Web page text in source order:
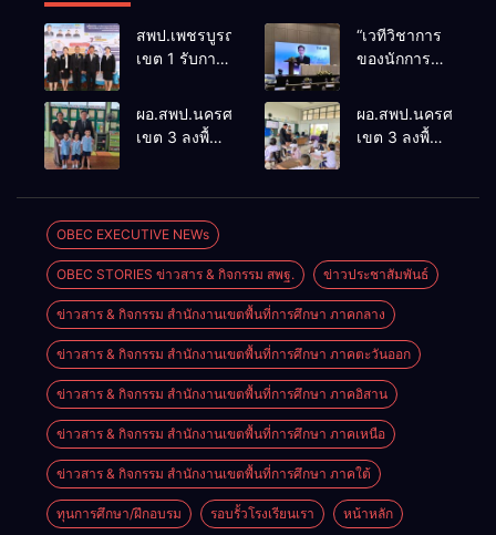
สพป.เพชรบูรณ์
เขต 1 รับการ
ประเมินผล
เชิงประจักษ์
ต้นแบบ”
ระดับประเทศ
รุ่นที่ 3 ประจำ
ปีงบประมาณ
พ.ศ. 2569
“เวทีวิชาการ
ของนักการ
ThaiCER
International
Research
(ThaiCER)
2026
ผอ.สพป.นครศรีธรรมราช
เขต 3 ลงพื้นที่
ปากพนัง
ผอ.สพป.นครศรีธรร
เขต 3 ลงพื้นที่
OBEC EXECUTIVE NEWs
OBEC STORIES ข่าวสาร & กิจกรรม สพฐ. ข่าวประชาสัมพันธ์
ข่าวสาร & กิจกรรม สำนักงานเขตพื้นที่การศึกษา ภาคกลาง
ข่าวสาร & กิจกรรม สำนักงานเขตพื้นที่การศึกษา ภาคตะวันออก
ข่าวสาร & กิจกรรม สำนักงานเขตพื้นที่การศึกษา ภาคอิสาน
ข่าวสาร & กิจกรรม สำนักงานเขตพื้นที่การศึกษา ภาคเหนือ
ข่าวสาร & กิจกรรม สำนักงานเขตพื้นที่การศึกษา ภาคใต้
ทุนการศึกษา/ฝึกอบรม รอบรั้วโรงเรียนเรา หน้าหลัก